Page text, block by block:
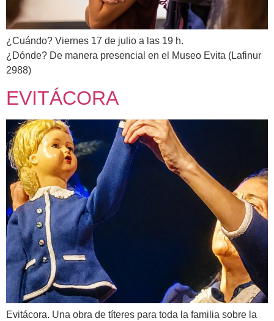
¿Cuándo? Viernes 17 de julio a las 19 h.
¿Dónde? De manera presencial en el Museo Evita (Lafinur
2988)
EVITÁCORA
Evitácora. Una obra de títeres para toda la familia sobre la